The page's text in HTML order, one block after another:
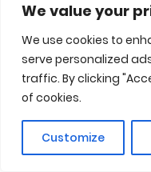
We value your
We use cookies to
serve personalized
traffic. By clicking
of cookies.
Customize
¡Ah si, el
Takeshi]